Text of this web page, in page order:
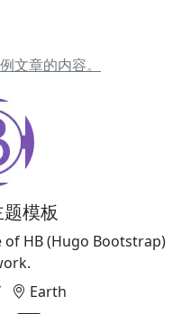
文章的内容。
模板
HB (Hugo Bootstrap)
Earth